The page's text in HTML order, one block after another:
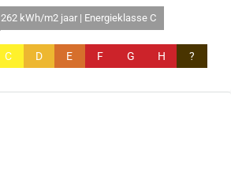
262 kWh/m2 jaar | Energieklasse C
C D E F G H ?